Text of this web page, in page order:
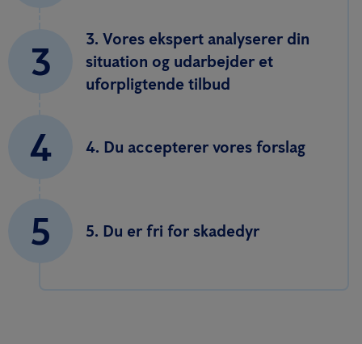
3
3. Vores ekspert analyserer din
situation og udarbejder et
uforpligtende tilbud
4 4. Du accepterer vores forslag
5 5. Du er fri for skadedyr